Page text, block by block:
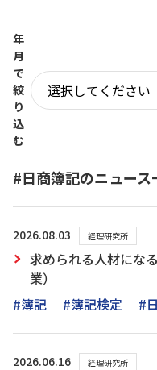
年
月
で
絞
り
込
む
#日商簿記のニュース
2026.08.03 経理研究所
求められる人材にな
業）
#簿記
#簿記検定 #
2026.06.16 経理研究所